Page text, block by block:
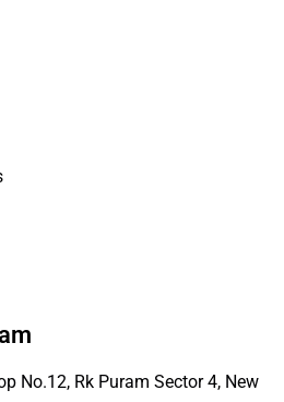
No.12, Rk Puram Sector 4, New